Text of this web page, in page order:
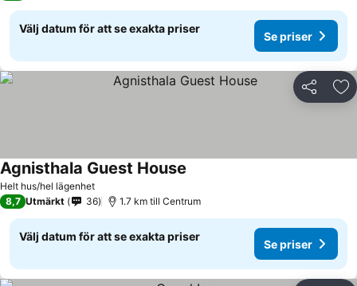
Välj datum för att se exakta priser
Se priser
Dela
Helt hus/hel lägenhet
Agnisthala Guest House
8,7 Utmärkt 36 1.7 km till Centrum
Välj datum för att se exakta priser
Se priser